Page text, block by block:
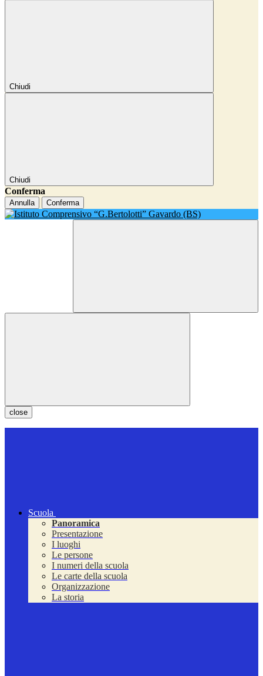
Chiudi
Chiudi
Conferma
Annulla Conferma
close
Scuola
Panoramica
Presentazione
I luoghi
Le persone
I numeri della scuola
Le carte della scuola
Organizzazione
La storia